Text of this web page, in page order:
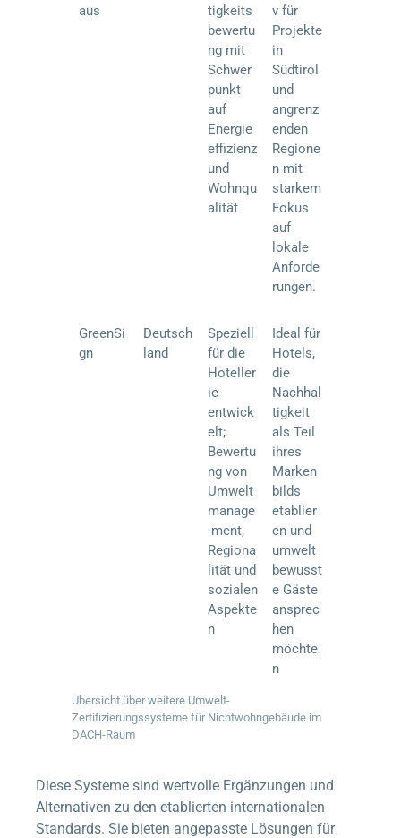
aus
tigkeits
bewertu
ng mit
Schwer
punkt
auf
Energie
effizienz
und
Wohnqu
alität
v für
Projekte
in
Südtirol
und
angrenz
enden
Regione
n mit
starkem
Fokus
auf
lokale
Anforde
rungen.
GreenSi
gn
Deutsch
land
Speziell
für die
Hoteller
ie
entwick
elt;
Bewertu
ng von
Umwelt
manage
-ment,
Regiona
lität und
sozialen
Aspekte
n
Ideal für
Hotels,
die
Nachhal
tigkeit
als Teil
ihres
Marken
bilds
etablier
en und
umwelt
bewusst
e Gäste
ansprec
hen
möchte
n
Übersicht über weitere Umwelt-
Zertifizierungssysteme für Nichtwohngebäude im
DACH-Raum
Diese Systeme sind wertvolle Ergänzungen und
Alternativen zu den etablierten internationalen
Standards. Sie bieten angepasste Lösungen für